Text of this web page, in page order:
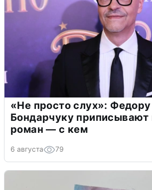
«Не просто слух»: Федору
Бондарчуку приписывают
роман — с кем
6 августа 79